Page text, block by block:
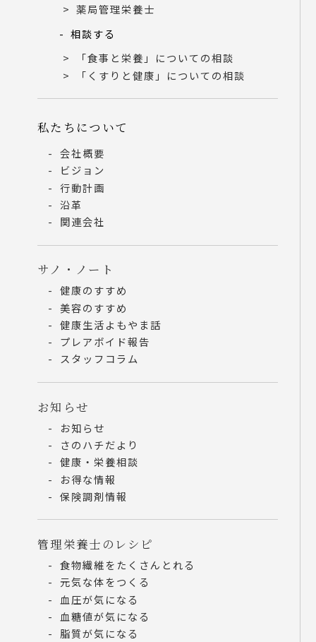
薬局管理栄養士
相談する
「食事と栄養」についての相談
「くすりと健康」についての相談
私たちについて
会社概要
ビジョン
行動計画
沿革
関連会社
サノ・ノート
健康のすすめ
美容のすすめ
健康生活よもやま話
プレアボイド報告
スタッフコラム
お知らせ
お知らせ
さのハチだより
健康・栄養相談
お得な情報
保険調剤情報
管理栄養士のレシピ
食物繊維をたくさんとれる
元気な体をつくる
血圧が気になる
血糖値が気になる
脂質が気になる